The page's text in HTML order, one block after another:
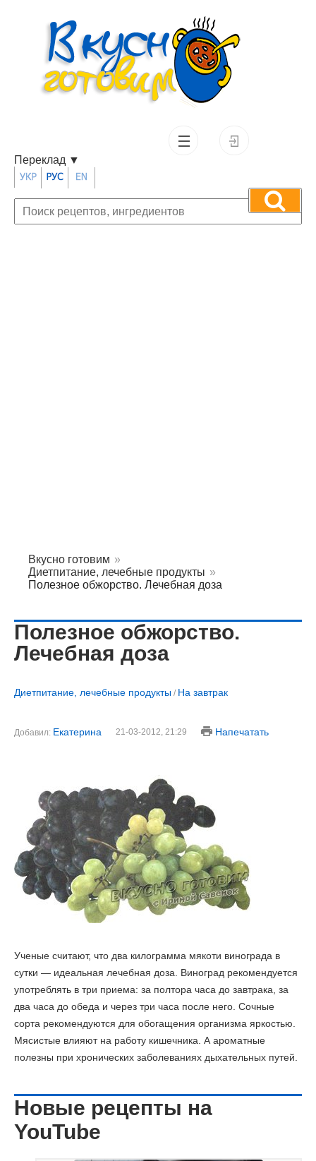
Переклад ▼
Вкусно готовим »
Диетпитание, лечебные продукты »
Полезное обжорство. Лечебная доза
Полезное обжорство.
Лечебная доза
Диетпитание, лечебные продукты / На завтрак
Добавил: Екатерина 21-03-2012, 21:29 Напечатать
Ученые считают, что два килограмма мякоти винограда в
сутки — идеальная лечебная доза. Виноград рекомендуется
употреблять в три приема: за полтора часа до завтрака, за
два часа до обеда и через три часа после него. Сочные
сорта рекомендуются для обогащения организма яркостью.
Мясистые влияют на работу кишечника. А ароматные
полезны при хронических заболеваниях дыхательных путей.
Новые рецепты на
YouTube